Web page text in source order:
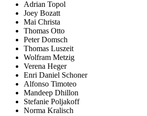
Adrian Topol
Joey Bozatt
Mai Christa
Thomas Otto
Peter Domsch
Thomas Luszeit
Wolfram Metzig
Verena Heger
Enri Daniel Schoner
Alfonso Timoteo
Mandeep Dhillon
Stefanie Poljakoff
Norma Kralisch